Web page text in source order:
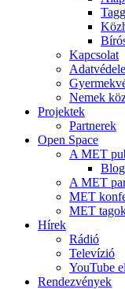
Kapcsolat
Nemek
Projektek
Partnerek
Open Space
A MET
Blog
A MET
MET
MET
Hírek
Rádió
Televízió
YouTube
Rendezvények